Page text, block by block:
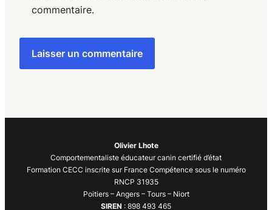
commentaire.
Olivier Lhote
Comportementaliste éducateur canin certifié d’état
Formation CECC inscrite sur France Compétence sous le numéro
RNCP 31935
Poitiers – Angers – Tours – Niort
SIREN : 898 493 465